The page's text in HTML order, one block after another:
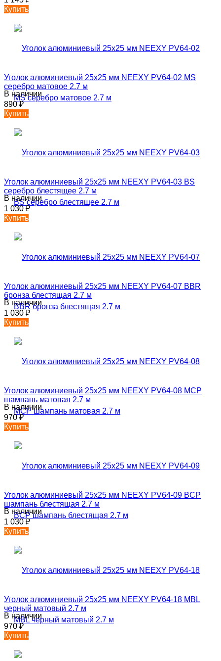
Купить
Уголок алюминиевый 25х25 мм NEEXY PV64-02 MS
серебро матовое 2.7 м
В наличии
890₽
Купить
Уголок алюминиевый 25х25 мм NEEXY PV64-03 BS
серебро блестящее 2.7 м
В наличии
1 030₽
Купить
Уголок алюминиевый 25х25 мм NEEXY PV64-07 BBR
бронза блестящая 2.7 м
В наличии
1 030₽
Купить
Уголок алюминиевый 25х25 мм NEEXY PV64-08 MCP
шампань матовая 2.7 м
В наличии
970₽
Купить
Уголок алюминиевый 25х25 мм NEEXY PV64-09 BCP
шампань блестящая 2.7 м
В наличии
1 030₽
Купить
Уголок алюминиевый 25х25 мм NEEXY PV64-18 MBL
черный матовый 2.7 м
В наличии
970₽
Купить